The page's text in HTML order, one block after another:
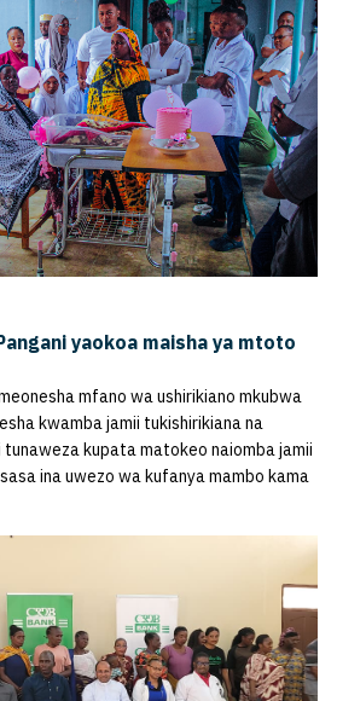
yaokoa maisha ya mtoto
mfano wa ushirikiano mkubwa
kwamba jamii tukishirikiana na
kupata matokeo naiomba jamii
ina uwezo wa kufanya mambo kama